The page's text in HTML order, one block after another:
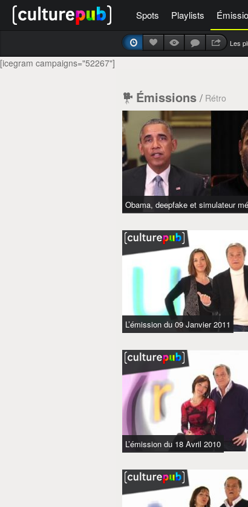
Spots Playlists
Les
[icegram campaigns="52267"]
Émissions/ Rétro
Obama, deepfake et simulateur
L’émission du 09 Janvier 2011
L’émission du 18 Avril 2010